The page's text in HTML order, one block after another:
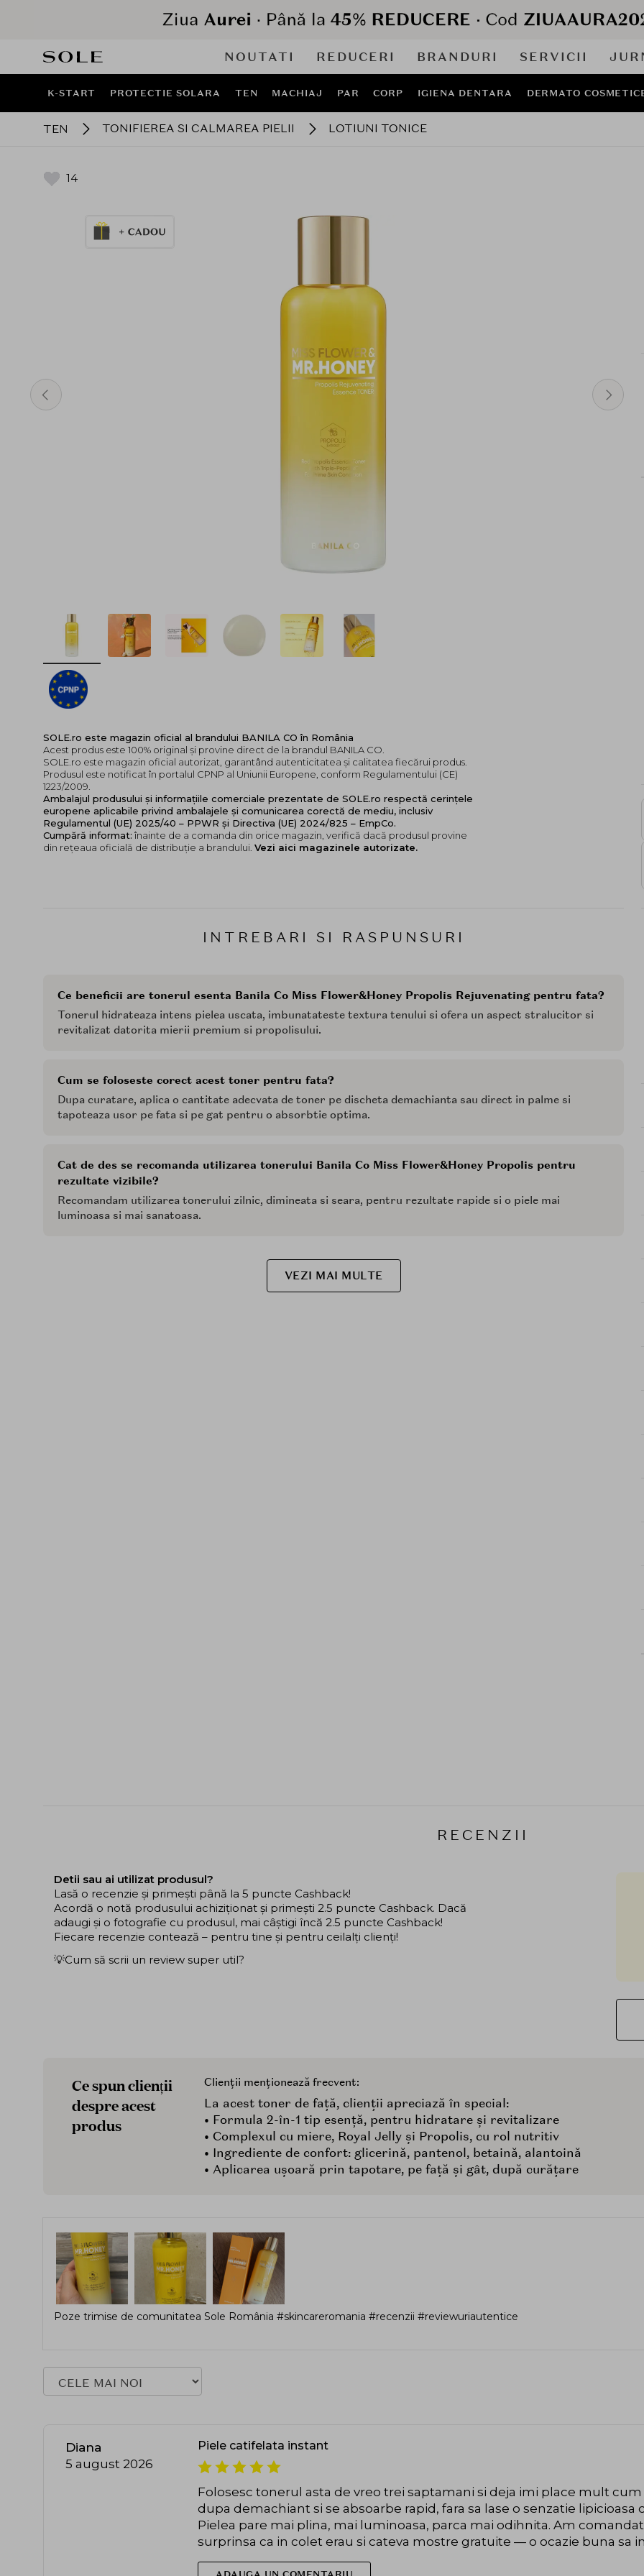
NOUTATI REDUCERI BRANDURI SERVICII
K-START PROTECTIE SOLARA TEN MACHIAJ PAR CORP IGIENA DENTARA DERMATO
TEN TONIFIEREA SI CALMAREA PIELII LOTIUNI TONICE
14
SOLE.ro este magazin oficial al brandului BANILA CO în România
Acest produs este 100% original și provine direct de la brandul BANILA CO.
SOLE.ro este magazin oficial autorizat, garantând autenticitatea și calitatea fiecărui produs.
Produsul este notificat în portalul CPNP al Uniunii Europene, conform Regulamentului (CE)
1223/2009.
Ambalajul produsului și informațiile comerciale prezentate de SOLE.ro respectă cerințele
europene aplicabile privind ambalajele și comunicarea corectă de mediu, inclusiv
Regulamentul (UE) 2025/40 – PPWR și Directiva (UE) 2024/825 – EmpCo.
Cumpără informat: înainte de a comanda din orice magazin, verifică dacă produsul provine
din rețeaua oficială de distribuție a brandului. Vezi aici magazinele autorizate.
INTREBARI SI RASPUNSURI
Ce beneficii are tonerul esenta Banila Co Miss Flower&Honey Propolis Rejuvenating pentru fata?
Tonerul hidrateaza intens pielea uscata, imbunatateste textura tenului si ofera un aspect stralucitor si
revitalizat datorita mierii premium si propolisului.
Cum se foloseste corect acest toner pentru fata?
Dupa curatare, aplica o cantitate adecvata de toner pe discheta demachianta sau direct in palme si
tapoteaza usor pe fata si pe gat pentru o absorbtie optima.
Cat de des se recomanda utilizarea tonerului Banila Co Miss Flower&Honey Propolis pentru
rezultate vizibile?
Recomandam utilizarea tonerului zilnic, dimineata si seara, pentru rezultate rapide si o piele mai
luminoasa si mai sanatoasa.
VEZI MAI MULTE
RECENZII
Detii sau ai utilizat produsul?
Lasă o recenzie și primești până la 5 puncte Cashback!
Acordă o notă produsului achiziționat și primești 2.5 puncte Cashback. Dacă
adaugi și o fotografie cu produsul, mai câștigi încă 2.5 puncte Cashback!
Fiecare recenzie contează – pentru tine și pentru ceilalți clienți!
💡Cum să scrii un review super util?
Ce spun clienții
despre acest
produs
Clienții menționează frecvent:
La acest toner de față, clienții apreciază în special:
• Formula 2-în-1 tip esență, pentru hidratare și revitalizare
• Complexul cu miere, Royal Jelly și Propolis, cu rol nutritiv
• Ingrediente de confort: glicerină, pantenol, betaină, alantoină
• Aplicarea ușoară prin tapotare, pe față și gât, după curățare
Poze trimise de comunitatea Sole România #skincareromania #recenzii #reviewuriautentice
Diana
5 august 2026
Piele catifelata instant
Folosesc tonerul asta de vreo trei saptamani si deja imi place mult
dupa demachiant si se absoarbe rapid, fara sa lase o senzatie
Pielea pare mai plina, mai luminoasa, parca mai odihnita. Am
surprinsa ca in colet erau si cateva mostre gratuite — o ocazie buna sa